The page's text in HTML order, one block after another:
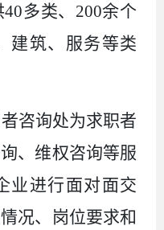
40多类、 200余个
建筑、服务等类
咨询处为求职者
、维权咨询等服
业进行面对面交
况、岗位要求和